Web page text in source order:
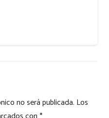
no será publicada. Los